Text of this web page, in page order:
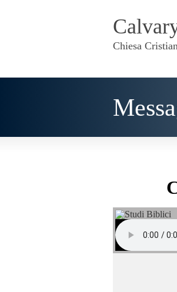
Chiesa